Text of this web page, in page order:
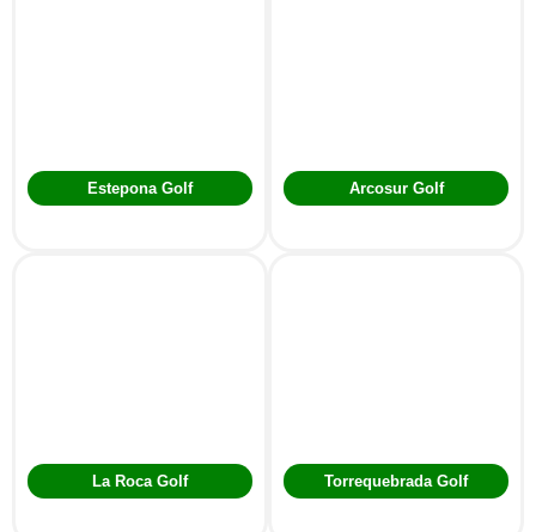
Estepona Golf Arcosur Golf
La Roca Golf Torrequebrada Golf